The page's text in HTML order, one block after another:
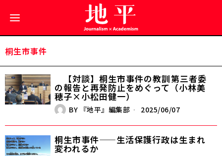
桐生市事件
【対談】桐生市事件の教訓――第三者委
の報告と再発防止をめぐって（小林美
穂子×小松田健一）
BY 『地平』編集部 2025/06/07
桐生市事件——生活保護行政は生まれ
変われるか